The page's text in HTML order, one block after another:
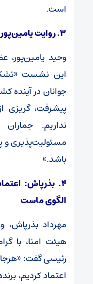
است.
۳. روایت یامین‌پور از ضرورت کار تشکیلاتی
وحید یامین‌پور،
این نشست
جوانان در آینده
پیشرفت، گریزی
نداریم.
مسئولیت‌پذیری و
باشد.»
۴. بذرپاش:
الگوی ماست
مهرداد
هیئت امنا، با
رئیسی گفت:
اعتماد کردیم،